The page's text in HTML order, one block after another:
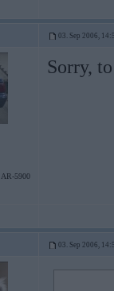
03. Sep 2006,
5900
Sorry,
03. Sep 2006,